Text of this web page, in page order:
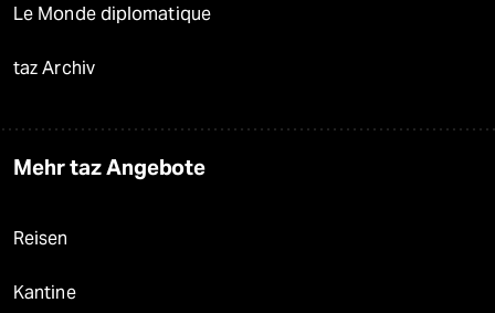
Le Monde diplomatique
taz Archiv
Mehr taz Angebote
Reisen
Kantine